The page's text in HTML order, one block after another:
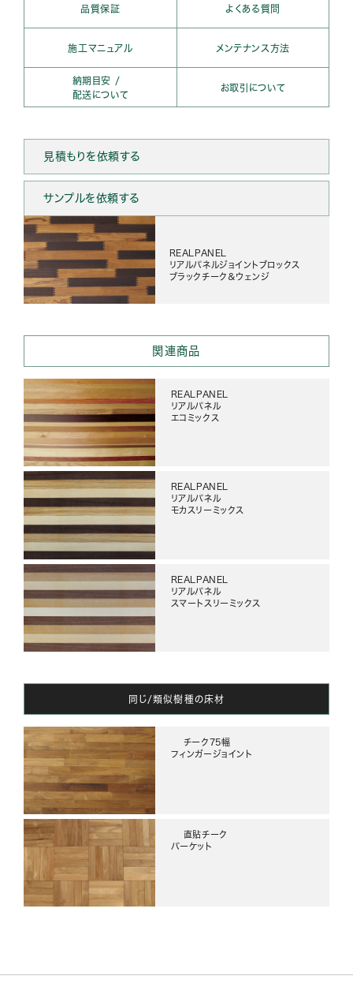
見積もりを依頼する
サンプルを依頼する
REALPANEL
リアルパネルジョイントブロックス
ブラックチーク＆ウェンジ
関連商品
REALPANEL
リアルパネル
エコミックス
REALPANEL
リアルパネル
モカスリーミックス
REALPANEL
リアルパネル
スマートスリーミックス
同じ/類似樹種の床材
チーク75幅
フィンガージョイント
直貼チーク
パーケット
品質保証 よくある質問
施工マニュアル メンテナンス方法
納期目安 /
配送について
お取引について